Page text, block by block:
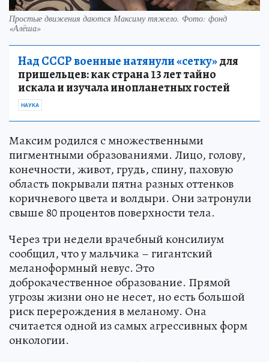
Простые движения даются Максиму тяжело. Фото: фонд
«Алёша»
Над СССР военные натянули «сетку»для
пришельцев: как страна 13 лет тайно
искала и изучала инопланетных гостей
НАУКА
Максим родился с множественными
пигментными образованиями. Лицо, голову,
конечности, живот, грудь, спину, паховую
область покрывали пятна разных оттенков
коричневого цвета и волдыри. Они затронули
свыше 80 процентов поверхности тела.
Через три недели врачебный консилиум
сообщил, что у мальчика – гигантский
меланоформный невус. Это
доброкачественное образование. Прямой
угрозы жизни оно не несет, но есть большой
риск перерождения в меланому. Она
считается одной из самых агрессивных форм
онкологии.